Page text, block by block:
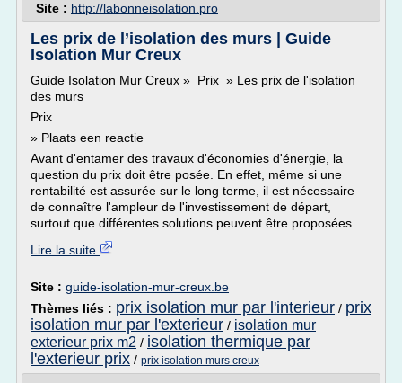
Site : http://labonneisolation.pro
Les prix de l’isolation des murs | Guide
Isolation Mur Creux
Guide Isolation Mur Creux » Prix » Les prix de l'isolation
des murs
Prix
» Plaats een reactie
Avant d'entamer des travaux d'économies d'énergie, la
question du prix doit être posée. En effet, même si une
rentabilité est assurée sur le long terme, il est nécessaire
de connaître l'ampleur de l'investissement de départ,
surtout que différentes solutions peuvent être proposées...
Lire la suite
Site : guide-isolation-mur-creux.be
Thèmes liés : prix isolation mur par l'interieur / prix
isolation mur par l'exterieur / isolation mur
exterieur prix m2 / isolation thermique par
l'exterieur prix / prix isolation murs creux